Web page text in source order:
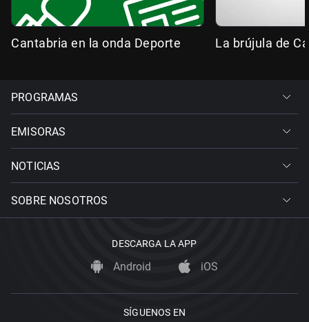
Cantabria en la onda Deporte La brújula de
PROGRAMAS
EMISORAS
NOTICIAS
SOBRE NOSOTROS
DESCARGA LA APP
Android iOS
SÍGUENOS EN